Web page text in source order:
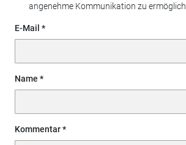
angenehme Kommunikation zu
E-Mail
Name
Kommentar